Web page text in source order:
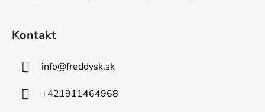
Kontakt
info@freddysk.sk
+421911464968